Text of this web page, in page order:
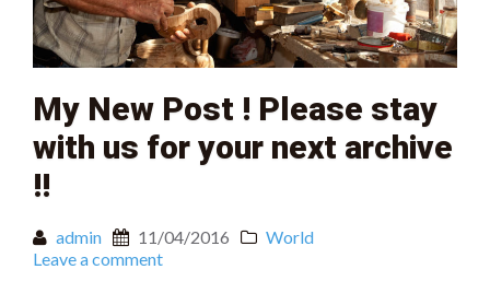
My New Post ! Please stay
with us for your next archive
!!
admin 11/04/2016
World
Leave a comment